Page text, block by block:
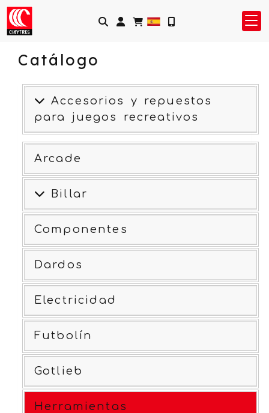
Identifícate
Catálogo
Accesorios y repuestos
para juegos recreativos
Arcade
Billar
Componentes
Dardos
Electricidad
Futbolín
Gotlieb
Herramientas